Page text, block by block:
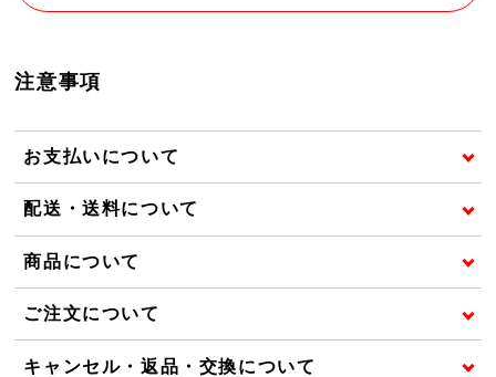
注意事項
お支払いについて
配送・送料について
商品について
ご注文について
キャンセル・返品・交換について